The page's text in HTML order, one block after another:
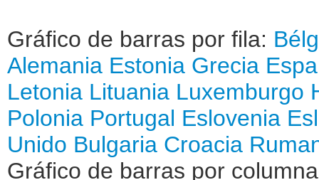
Gráfico de barras por fila:
Alemania Estonia Grecia
Letonia Lituania Luxemburgo
Polonia Portugal Eslovenia
Unido Bulgaria Croacia
Gráfico de barras por